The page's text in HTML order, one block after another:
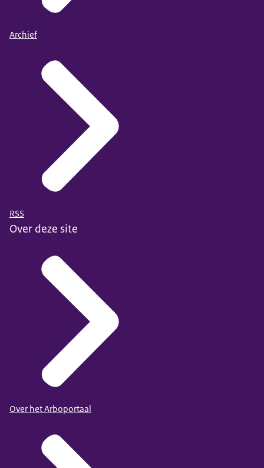
Archief
RSS
Over deze site
Over het Arboportaal